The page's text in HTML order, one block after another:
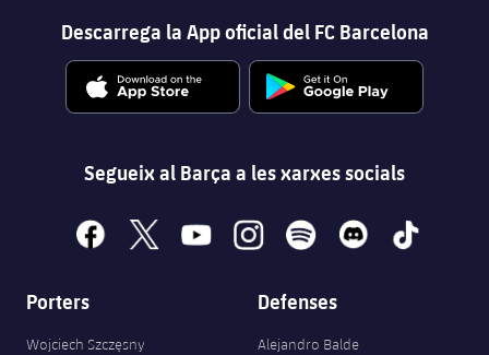
Descarrega la App oficial del FC Barcelona
Segueix al Barça a les xarxes socials
facebook
x youtubeinstagramspotify discord tiktok
Porters
Wojciech Szczęsny
Defenses
Alejandro Balde